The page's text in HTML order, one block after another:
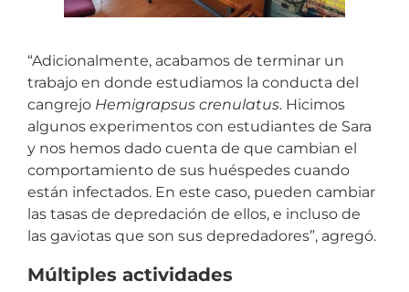
“Adicionalmente, acabamos de terminar un
trabajo en donde estudiamos la conducta del
cangrejo Hemigrapsus crenulatus. Hicimos
algunos experimentos con estudiantes de Sara
y nos hemos dado cuenta de que cambian el
comportamiento de sus huéspedes cuando
están infectados. En este caso, pueden cambiar
las tasas de depredación de ellos, e incluso de
las gaviotas que son sus depredadores”, agregó.
Múltiples actividades